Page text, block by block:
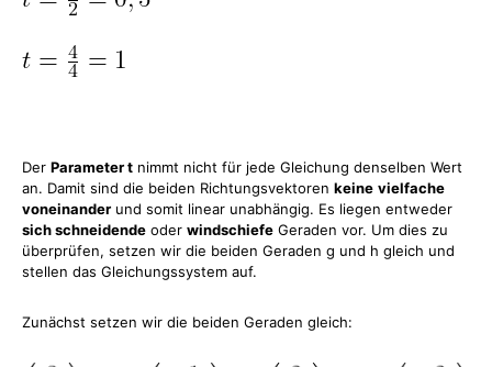
Der Parameter t nimmt nicht für jede Gleichung denselben Wert
an. Damit sind die beiden Richtungsvektoren keine vielfache
voneinander und somit linear unabhängig. Es liegen entweder
sich schneidende oder windschiefe Geraden vor. Um dies zu
überprüfen, setzen wir die beiden Geraden g und h gleich und
stellen das Gleichungssystem auf.
Zunächst setzen wir die beiden Geraden gleich: